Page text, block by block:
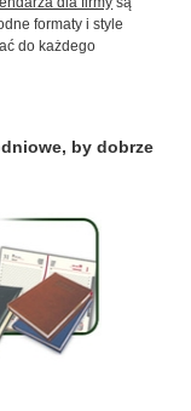
formaty i style
do każdego
by dobrze